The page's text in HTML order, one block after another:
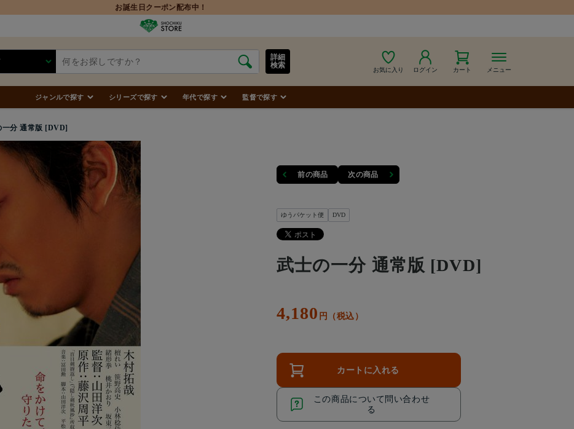
お気に入り ログイン カート メニュー
詳細
検索
ジャンルで探す シリーズで探す 年代で探す 監督で探す
一分 通常版 [DVD]
前の商品 次の商品
ゆうパケット便 DVD
武士の一分 通常版 [DVD]
4,180 円（税込）
カートに入れる
この商品について問い合わせ
る